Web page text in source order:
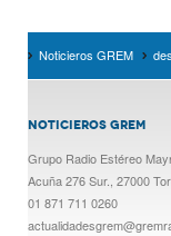
Noticieros GREM
NOTICIEROS GREM
Grupo Radio Estéreo
Acuña 276 Sur., 27000
01 871 711 0260